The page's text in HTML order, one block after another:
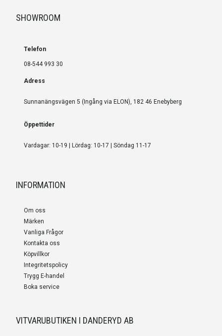
SHOWROOM
Telefon
08-544 993 30
Adress
Sunnanängsvägen 5 (Ingång via ELON), 182 46 Enebyberg
Öppettider
Vardagar: 10-19 | Lördag: 10-17 | Söndag 11-17
INFORMATION
Om oss
Märken
Vanliga Frågor
Kontakta oss
Köpvillkor
Integritetspolicy
Trygg E-handel
Boka service
VITVARUBUTIKEN I DANDERYD AB